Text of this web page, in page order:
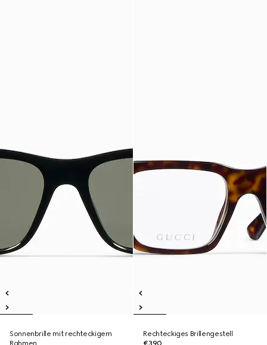
Sonnenbrille mit rechteckigem
Rahmen
Rechteckiges Brillengestell
€390